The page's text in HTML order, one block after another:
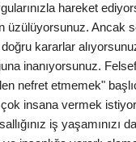
hareket
üzülüyorsunuz. Ancak
kararlar
inanıyorsunuz.
nefret etmemek"
insana vermek
iş yaşamınızı